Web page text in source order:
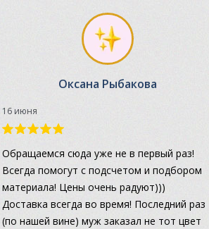
Оксана Рыбакова
16 июня
Обращаемся сюда уже не в первый раз!
Всегда помогут с подсчетом и подбором
материала! Цены очень радуют)))
Доставка всегда во время! Последний раз
(по нашей вине) муж заказал не тот цвет